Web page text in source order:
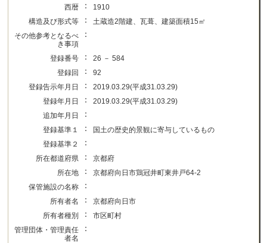
西暦
：
1910
構造及び形式等
：
土蔵造2階建、瓦葺、建築面積15㎡
その他参考となるべ
き事項
：
登録番号 ：
26 － 584
登録回
：
92
登録告示年月日
：
2019.03.29(平成31.03.29)
登録年月日
：
2019.03.29(平成31.03.29)
追加年月日
：
登録基準１ ：
国土の歴史的景観に寄与しているもの
登録基準２
：
所在都道府県 ：
京都府
所在地
：
京都府向日市鶏冠井町東井戸64-2
保管施設の名称
：
所有者名 ：
京都府向日市
所有者種別
：
市区町村
管理団体・管理責任
者名
：